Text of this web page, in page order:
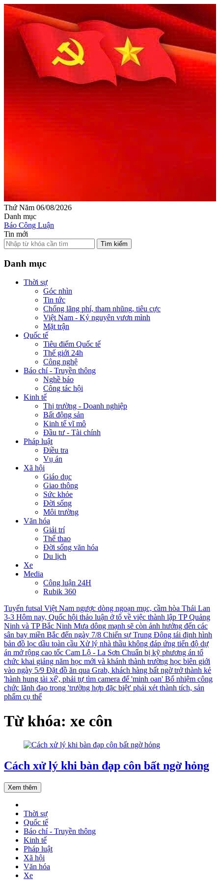
Thứ Năm 06/08/2026
Danh mục
Báo Công Luận
Tin mới
Tìm kiếm
Danh mục
Thời sự
Góc nhìn
Tin tức
Chống lãng phí, tham nhũng, tiêu cực
Việt Nam - Kỷ nguyên vươn mình
Mặt trận
Quốc tế
Tiêu điểm Quốc tế
Thế giới 24h
Công nghệ
Báo chí - Truyền thông
Nghề báo
Công tác hội
Kinh tế
Thị trường - Doanh nghiệp
Bất động sản
Kinh tế vĩ mô
Đầu tư - Tài chính
Pháp luật
Điều tra
Vụ án
Xã hội
Giáo dục
Giao thông
Sức khỏe
Đời sống
Môi trường
Văn hóa
Giải trí
Thể thao
Đời sống văn hóa
Du lịch
Xe
Media
Công luận 24H
Rubik 360
Tuyển futsal Việt Nam ngược dòng ngoạn mục, cầm hòa Thái Lan
3-3 Hôm nay, Quốc hội thảo luận ở tổ về việc thành lập TP Quảng
Ninh và TP Bắc Ninh Mưa dông mạnh sẽ còn ảnh hưởng đến các
sân bay miền Bắc đến ngày 7/8 Chiến sự Trung Đông tái định hình
bản đồ lọc dầu toàn cầu Xử lý nhà thầu không đáp ứng tiến độ dự
án mở rộng cao tốc Cam Lộ - La Sơn Chuẩn bị kỹ phương án tổ
chức khai giảng năm học mới và khánh thành trường học biên giới
vào ngày 5/9 Đặt đồ ăn qua Grab, khách hàng bất ngờ trở thành kẻ
'hành hung tài xế', phải tự tìm camera để 'minh oan' Bổ nhiệm công
chức lãnh đạo trong 'trường hợp đặc biệt' phải xét thành tích, sản
phẩm cụ thể
Từ khóa: xe côn
Cách xử lý khi bàn đạp côn bất ngờ hỏng
Xem thêm
Thời sự
Quốc tế
Báo chí - Truyền thông
Kinh tế
Pháp luật
Xã hội
Văn hóa
Xe